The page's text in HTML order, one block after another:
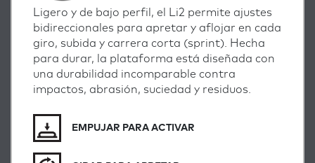
Ligero y de bajo perfil, el Li2 permite ajustes
bidireccionales para apretar y aflojar en cada
giro, subida y carrera corta (sprint). Hecha
para durar, la plataforma está diseñada con
una durabilidad incomparable contra
impactos, abrasión, suciedad y residuos.
EMPUJAR PARA ACTIVAR